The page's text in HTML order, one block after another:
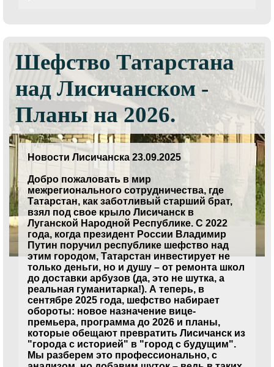
Шефство Татарстана
над Лисичанском -
Планы на 2026.
Новости Лисичанска 23.09.2025
Добро пожаловать в мир
межрегионального сотрудничества, где
Татарстан, как заботливый старший брат,
взял под свое крыло Лисичанск в
Луганской Народной Республике. С 2022
года, когда президент России Владимир
Путин поручил республике шефство над
этим городом, Татарстан инвестирует не
только деньги, но и душу – от ремонта школ
до доставки арбузов (да, это не шутка, а
реальная гуманитарка!). А теперь, в
сентябре 2025 года, шефство набирает
обороты: новое назначение вице-
премьера, программа до 2026 и планы,
которые обещают превратить Лисичанск из
"города с историей" в "город с будущим".
Мы разберем это профессионально, с